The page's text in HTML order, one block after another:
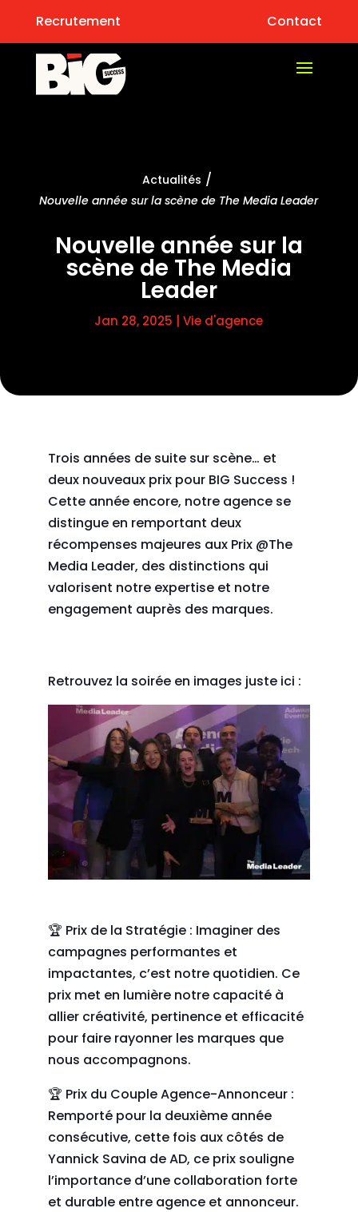
Recrutement Contact
Actualités /
Nouvelle année sur la scène de The Media Leader
Nouvelle année sur la
scène de The Media
Leader
Jan 28, 2025 |Vie d'agence
Trois années de suite sur scène… et
deux nouveaux prix pour BIG Success !
Cette année encore, notre agence se
distingue en remportant deux
récompenses majeures aux Prix @The
Media Leader, des distinctions qui
valorisent notre expertise et notre
engagement auprès des marques.
Retrouvez la soirée en images juste ici :
🏆 Prix de la Stratégie : Imaginer des
campagnes performantes et
impactantes, c’est notre quotidien. Ce
prix met en lumière notre capacité à
allier créativité, pertinence et efficacité
pour faire rayonner les marques que
nous accompagnons.
🏆 Prix du Couple Agence-Annonceur :
Remporté pour la deuxième année
consécutive, cette fois aux côtés de
Yannick Savina de AD, ce prix souligne
l’importance d’une collaboration forte
et durable entre agence et annonceur.